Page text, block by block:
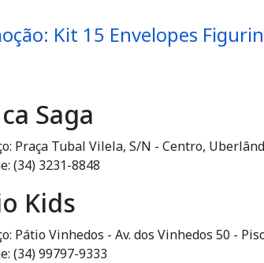
Kit 15 Envelopes
Saga
Praça Tubal Vilela, S/N - Centro,
(34) 3231-8848
Kids
Pátio Vinhedos - Av. dos Vinhedos 50 -
(34) 99797-9333